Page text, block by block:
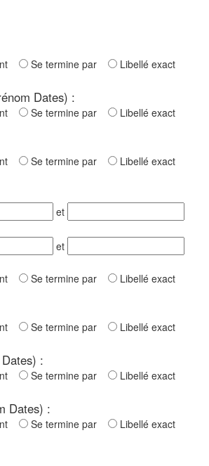
Se termine par Libellé exact
Dates) :
Se termine par Libellé exact
Se termine par Libellé exact
et
et
Se termine par Libellé exact
Se termine par Libellé exact
:
Se termine par Libellé exact
Dates) :
Se termine par Libellé exact